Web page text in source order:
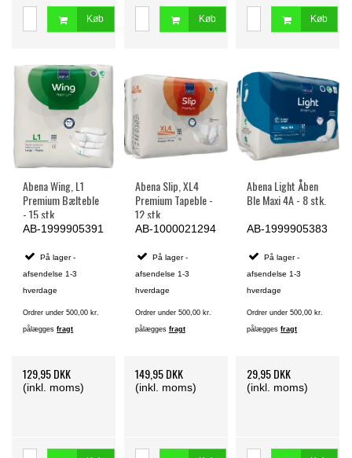
Køb Køb Køb
Abena Wing, L1
Premium Bælteble
- 15 stk.
AB-1999905391
På lager -
afsendelse 1-3
hverdage
Ordrer under 500,00 kr.
pålæggesfragt
129,95 DKK
(inkl. moms)
Abena Slip, XL4
Premium Tapeble -
12 stk.
AB-1000021294
På lager -
afsendelse 1-3
hverdage
Ordrer under 500,00 kr.
pålægges fragt
149,95 DKK
(inkl. moms)
Abena Light Åben
Ble Maxi 4A - 8 stk.
AB-1999905383
På lager -
afsendelse 1-3
hverdage
Ordrer under 500,00 kr.
pålæggesfragt
29,95 DKK
(inkl. moms)